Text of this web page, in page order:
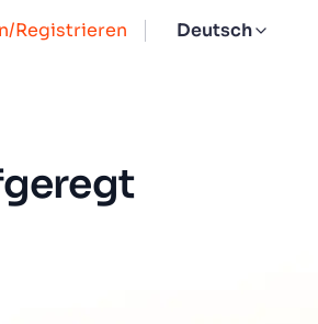
Registrieren Deutsch